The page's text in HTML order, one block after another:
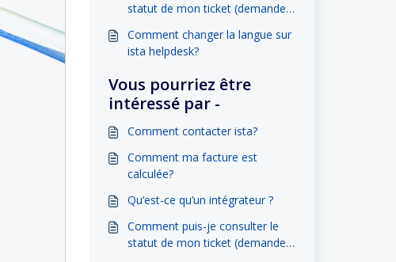
statut de mon ticket (demande)
Comment changer la langue sur
ista helpdesk?
Vous pourriez être
intéressé par -
Comment contacter ista?
Comment ma facture est
calculée?
Qu’est-ce qu’un intégrateur ?
Comment puis-je consulter le
statut de mon ticket (demande)